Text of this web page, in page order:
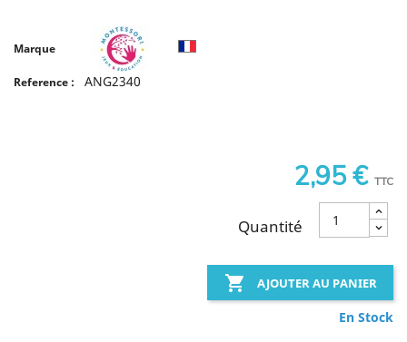
Marque
Reference : ANG2340
2,95 € TTC
Quantité
 AJOUTER AU PANIER
En Stock